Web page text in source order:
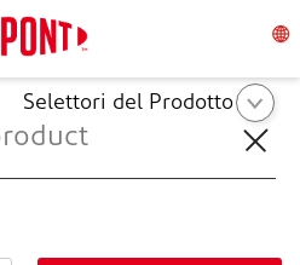
Selettori del Prodotto